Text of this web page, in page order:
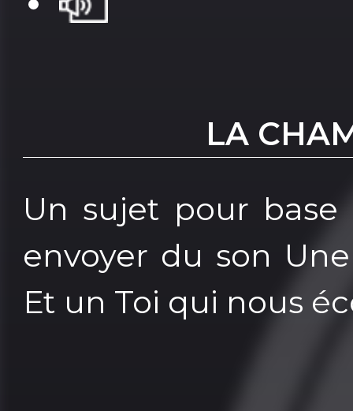
LA
Un sujet pour
envoyer du son
Et un Toi qui nous